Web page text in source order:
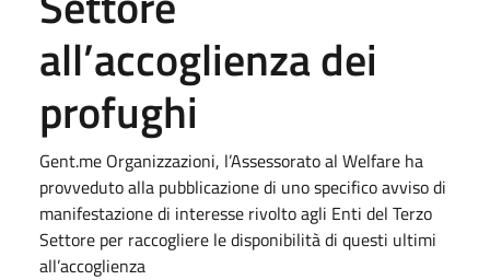
all’accoglienza dei
profughi
Gent.me Organizzazioni, l’Assessorato al Welfare ha
provveduto alla pubblicazione di uno specifico avviso di
manifestazione di interesse rivolto agli Enti del Terzo
Settore per raccogliere le disponibilità di questi ultimi
all’accoglienza